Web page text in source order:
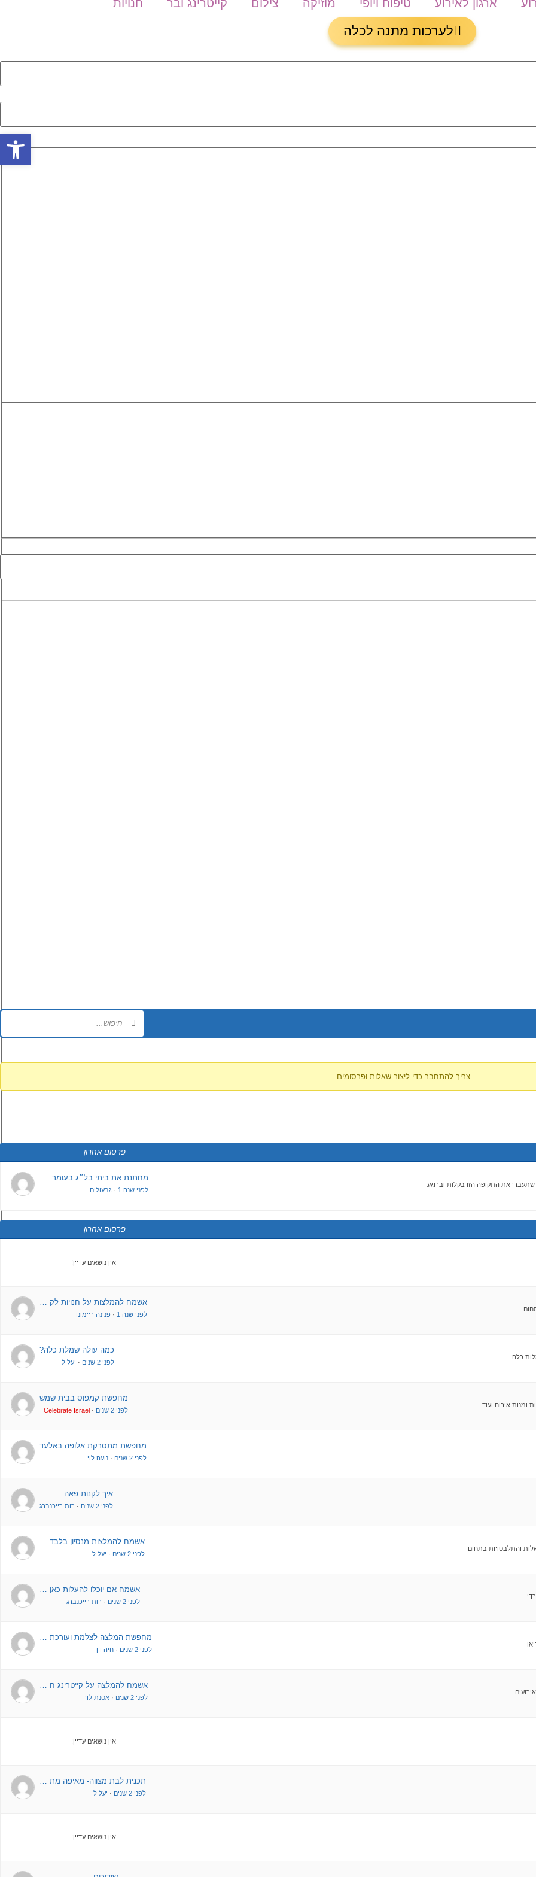
ארגון לאירוע טיפוח ויופי מוזיקה צילום קייטרינג ובר חנויות
לערכות מתנה לכלה
צריך להתחבר כדי ליצור שאלות ופרסומים.
פרסום אחרון
את התקופה הזו בקלות וברוגע
מחתנת את ביתי בל״ג בעומר. …
לפני שנה 1 · גבעולים
פרסום אחרון
אין נושאים עדיין!
אשמח להמלצות על חנויות לק …
לפני שנה 1 · פנינה ריימונד
כלה
כמה עולה שמלת כלה?
לפני 2 שנים · יעל ל
ומנות אירוח ועוד
מחפשת קמפוס בבית שמש
לפני 2 שנים ·
Celebrate Israel
מחפשת מתסרקת אלופה באלעד
לפני 2 שנים · נועה לוי
איך לקנות פאה
לפני 2 שנים · רות רייכנברג
והתלבטויות בתחום
אשמח להמלצות מנסיון בלבד …
לפני 2 שנים · יעל ל
אשמח אם יוכלו להעלות כאן …
לפני 2 שנים · רות רייכנברג
מחפשת המלצה לצלמת ועורכת …
לפני 2 שנים · חיה דן
אשמח להמלצה על קייטרינג ח …
לפני 2 שנים · אסנת לוי
אין נושאים עדיין!
תכנית לבת מצווה- מאיפה מת …
לפני 2 שנים · יעל ל
אין נושאים עדיין!